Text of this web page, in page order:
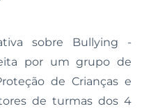
sobre Bullying -
por um grupo de
de Crianças e
de turmas dos 4